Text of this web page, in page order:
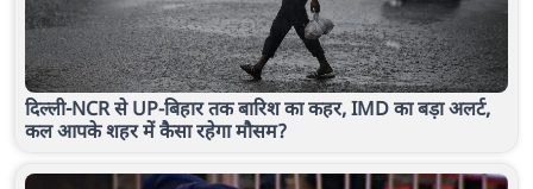
दिल्ली-NCR से UP-बिहार तक बारिश का कहर, IMD का बड़ा अलर्ट,
कल आपके शहर में कैसा रहेगा मौसम?